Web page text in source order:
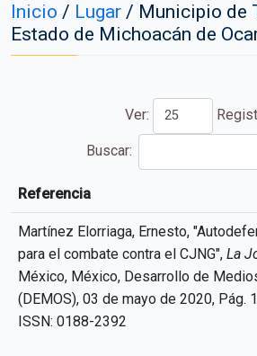
Inicio / Lugar / Municipio de
Estado de Michoacán de
Ver:
Buscar:
Referencia
Referencia
Martínez Elorriaga, Ernesto,
para el combate contra el CJNG", La
México, México, Desarrollo de
(DEMOS), 03 de mayo de 2020, Pág.
ISSN: 0188-2392